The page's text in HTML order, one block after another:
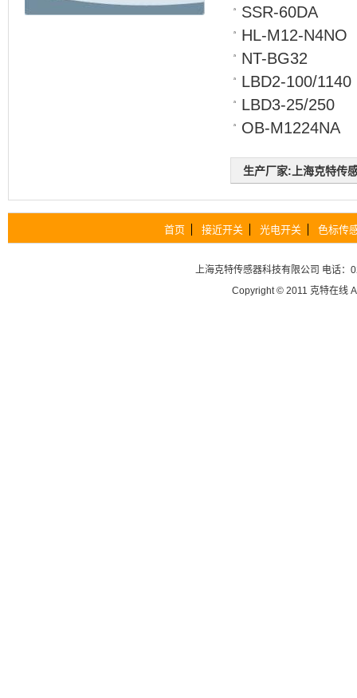
SSR-60DA
HL-M12-N4NO
NT-BG32
LBD2-100/1140
LBD3-25/250
OB-M1224NA
生产厂家:上海克特传
首页 接近开关 光电开关 色标传
上海克特传感器科技有限公司 电话：
Copyright © 2011 克特在线